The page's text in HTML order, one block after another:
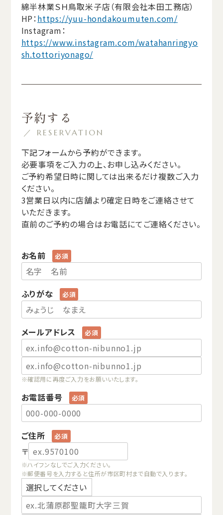
綿半林業ＳＨ鳥取米子店（有限会社本田工務店）
HP：https://yuu-hondakoumuten.com/
Instagram：
https://www.instagram.com/watahanringyo
sh.tottoriyonago/
予約する
／ RESERVATION
下記フォームから予約ができます。
必要事項をご入力の上、お申し込みください。
ご予約希望日時に関しては出来るだけ複数ご入力
ください。
3営業日以内に店舗より確定日時をご連絡させて
いただきます。
直前のご予約の場合はお電話にてご連絡ください。
お名前
ふりがな
メールアドレス
※確認用に再度ご入力をお願いいたします。
お電話番号
ご住所
〒
※ハイフンなしでご入力ください。
※郵便番号を入力すると住所が市区町村まで自動で入ります。